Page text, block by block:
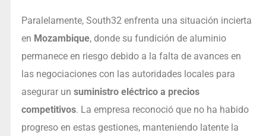
Paralelamente, South32 enfrenta una situación incierta
en Mozambique, donde su fundición de aluminio
permanece en riesgo debido a la falta de avances en
las negociaciones con las autoridades locales para
asegurar un suministro eléctrico a precios
competitivos. La empresa reconoció que no ha habido
progreso en estas gestiones, manteniendo latente la